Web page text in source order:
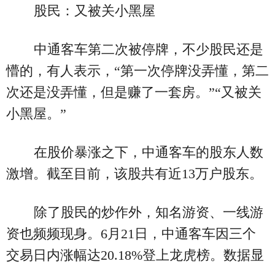
股民：又被关小黑屋
中通客车第二次被停牌，不少股民还是
懵的，有人表示，“第一次停牌没弄懂，第二
次还是没弄懂，但是赚了一套房。”“又被关
小黑屋。”
在股价暴涨之下，中通客车的股东人数
激增。截至目前，该股共有近13万户股东。
除了股民的炒作外，知名游资、一线游
资也频频现身。6月21日，中通客车因三个
交易日内涨幅达20.18%登上龙虎榜。数据显